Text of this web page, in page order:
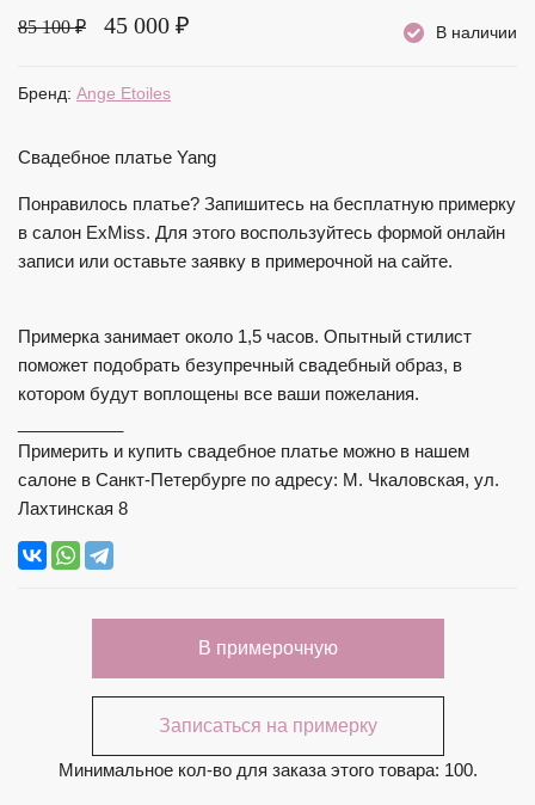
85 100 ₽ 45 000 ₽ В наличии
Бренд: Ange Etoiles
Свадебное платье Yang
Понравилось платье? Запишитесь на бесплатную примерку
в салон ExMiss. Для этого воспользуйтесь формой онлайн
записи или оставьте заявку в примерочной на сайте.
Примерка занимает около 1,5 часов. Опытный стилист
поможет подобрать безупречный свадебный образ, в
котором будут воплощены все ваши пожелания.
Примерить и купить свадебное платье можно в нашем
салоне в Санкт-Петербурге по адресу: М. Чкаловская, ул.
Лахтинская 8
В примерочную
Записаться на примерку
Минимальное кол-во для заказа этого товара: 100.